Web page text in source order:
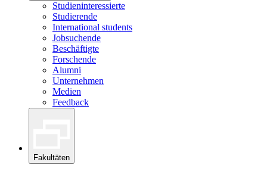
Studieninteressierte
Studierende
International students
Jobsuchende
Beschäftigte
Forschende
Alumni
Unternehmen
Medien
Feedback
Fakultäten